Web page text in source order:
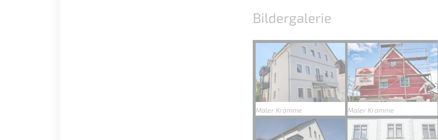
Bildergalerie
Maler Kramme Maler Kramme